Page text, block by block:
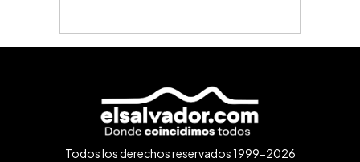
Todos los derechos reservados 1999-2026